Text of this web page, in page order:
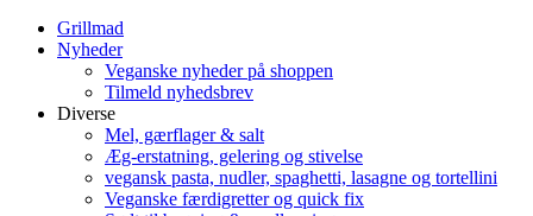
Grillmad
Nyheder
Veganske nyheder på shoppen
Tilmeld nyhedsbrev
Diverse
Mel, gærflager & salt
Æg-erstatning, gelering og stivelse
vegansk pasta, nudler, spaghetti, lasagne og tortellini
Veganske færdigretter og quick fix